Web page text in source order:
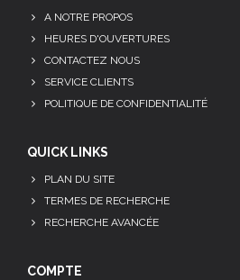
A NOTRE PROPOS
HEURES D'OUVERTURES
CONTACTEZ NOUS
SERVICE CLIENTS
POLITIQUE DE CONFIDENTIALITÉ
QUICK LINKS
PLAN DU SITE
TERMES DE RECHERCHE
RECHERCHE AVANCÉE
COMPTE